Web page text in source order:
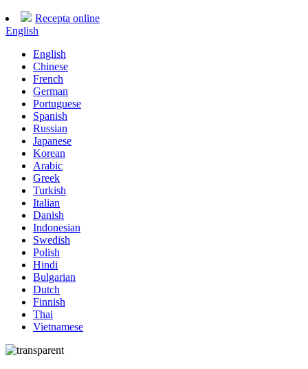
Recepta online
English
English
Chinese
French
German
Portuguese
Spanish
Russian
Japanese
Korean
Arabic
Greek
Turkish
Italian
Danish
Indonesian
Swedish
Polish
Hindi
Bulgarian
Dutch
Finnish
Thai
Vietnamese